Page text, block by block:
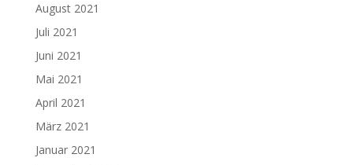
August 2021
Juli 2021
Juni 2021
Mai 2021
April 2021
März 2021
Januar 2021